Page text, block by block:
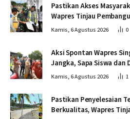
Pastikan Akses
Wapres Tinjau
Kendawi
Kamis, 6 Agustus 2026 0
Aksi Spontan Wapres
Jangka, Sapa Siswa dan
Sekolah
Kamis, 6 Agustus 2026 1
Pastikan Penyelesaian
Berkualitas, Wapres